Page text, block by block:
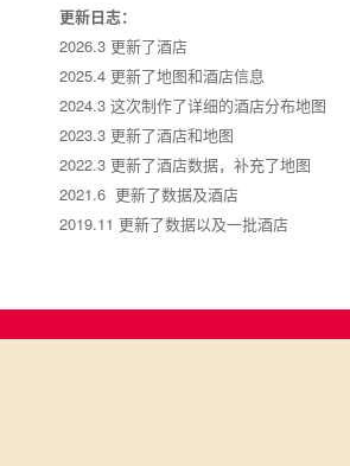
更新日志：
2026.3 更新了酒店
2025.4 更新了地图和酒店信息
2024.3 这次制作了详细的酒店分布地图
2023.3 更新了酒店和地图
2022.3 更新了酒店数据，补充了地图
2021.6 更新了数据及酒店
2019.11 更新了数据以及一批酒店